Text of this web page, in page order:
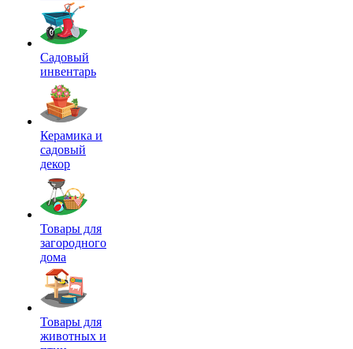
Садовый
инвентарь
Керамика и
садовый
декор
Товары для
загородного
дома
Товары для
животных и